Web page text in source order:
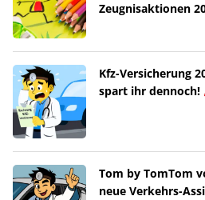
Zeugnisaktionen
Kfz-Versicherung
spart ihr dennoch!
Tom by TomTom
neue Verkehrs-